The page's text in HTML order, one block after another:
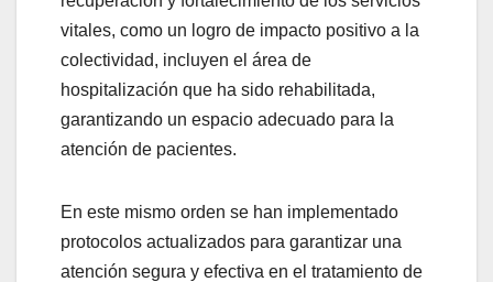
vitales, como un logro de impacto positivo a la
colectividad, incluyen el área de
hospitalización que ha sido rehabilitada,
garantizando un espacio adecuado para la
atención de pacientes.
En este mismo orden se han implementado
protocolos actualizados para garantizar una
atención segura y efectiva en el tratamiento de